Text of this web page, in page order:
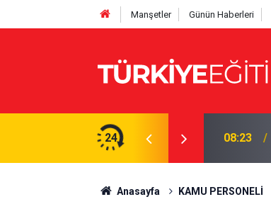
Manşetler Günün Haberleri
24
İkinci il dışı tayin dönemi olsun 08:23
Anasayfa KAMU PERSONELİ